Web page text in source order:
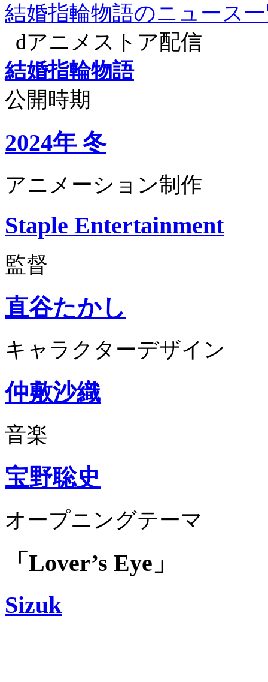
結婚指輪物語のニュース
dアニメストア配信
結婚指輪物語
公開時期
2024年 冬
アニメーション制作
Staple Entertainment
監督
直谷たかし
キャラクターデザイン
仲敷沙織
音楽
宝野聡史
オープニングテーマ
「Lover’s Eye」
Sizuk